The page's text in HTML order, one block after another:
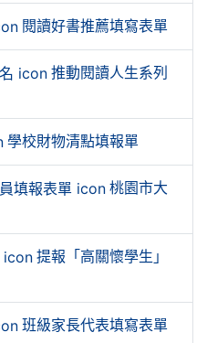
閱讀好書推薦填寫表單
推動閱讀人生系列
學校財物清點填報單
桃園市大
提報「高關懷學生」
班級家長代表填寫表單